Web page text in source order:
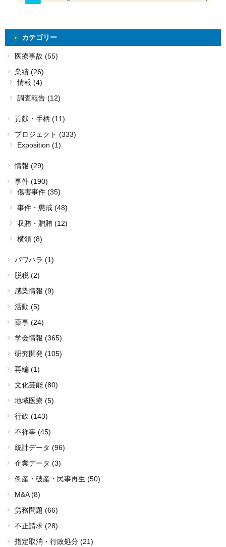
カテゴリー
医療事故 (55)
業績 (26)
情報 (4)
調査報告 (12)
貢献・手柄 (11)
プロジェクト (333)
Exposition (1)
情報 (29)
事件 (190)
傷害事件 (35)
事件・懲戒 (48)
収賄・贈賄 (12)
横領 (8)
パワハラ (1)
脱税 (2)
感染情報 (9)
活動 (5)
薬事 (24)
学会情報 (365)
研究開発 (105)
再編 (1)
文化芸能 (80)
地域医療 (5)
行政 (143)
不祥事 (45)
統計データ (96)
企業データ (3)
倒産・破産・民事再生 (50)
M&A (8)
労務問題 (66)
不正請求 (28)
指定取消・行政処分 (21)